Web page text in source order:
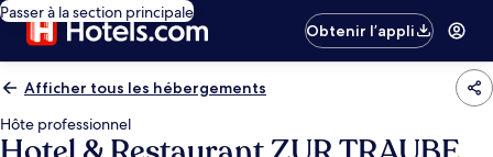
Passer à la section principale
Obtenir l’appli
Afficher tous les hébergements
Hôte professionnel